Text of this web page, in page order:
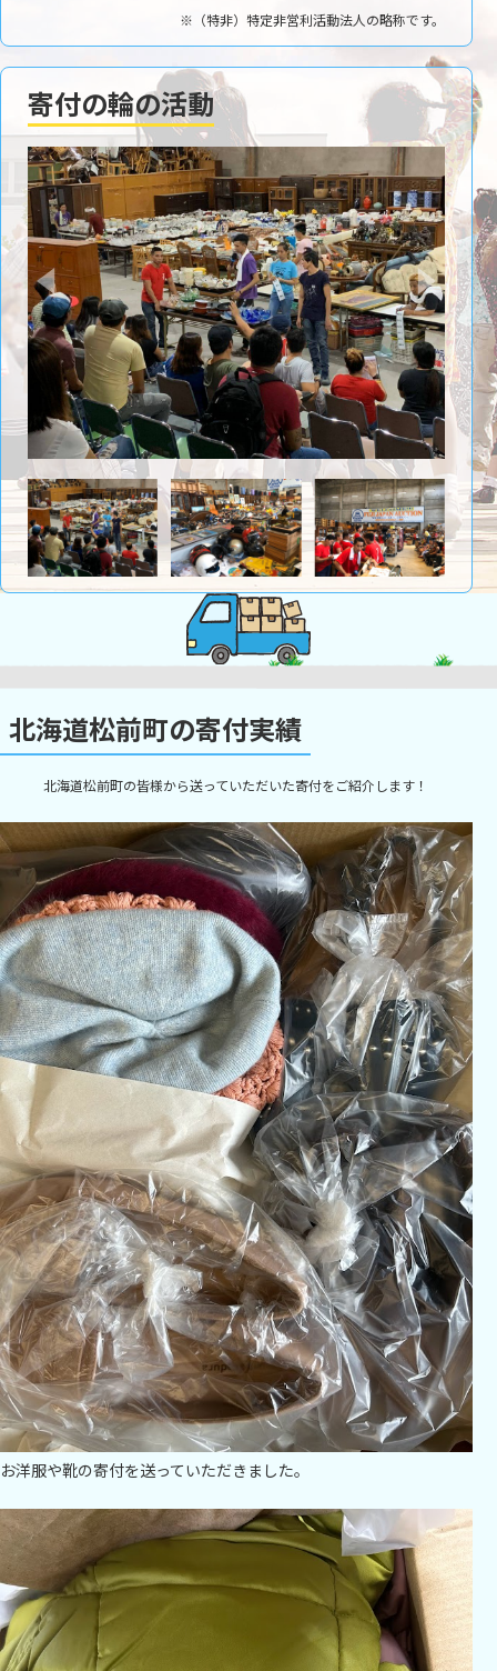
※（特非）特定非営利活動法人の略称です。
寄付の輪の活動
北海道松前町の寄付実績
北海道松前町の皆様から送っていただいた寄付をご紹介します！
お洋服や靴の寄付を送っていただきました。